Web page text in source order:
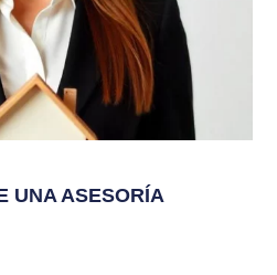
UNA ASESORÍA